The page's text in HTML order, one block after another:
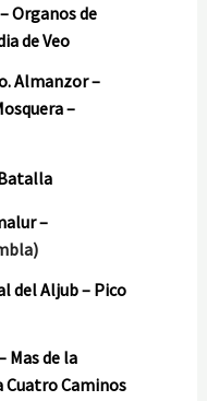
Organos de
de Veo
Almanzor –
–
–
del Aljub – Pico
Mas de la
Cuatro Caminos